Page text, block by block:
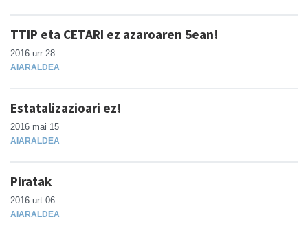
TTIP eta CETARI ez azaroaren 5ean!
2016 urr 28
AIARALDEA
Estatalizazioari ez!
2016 mai 15
AIARALDEA
Piratak
2016 urt 06
AIARALDEA